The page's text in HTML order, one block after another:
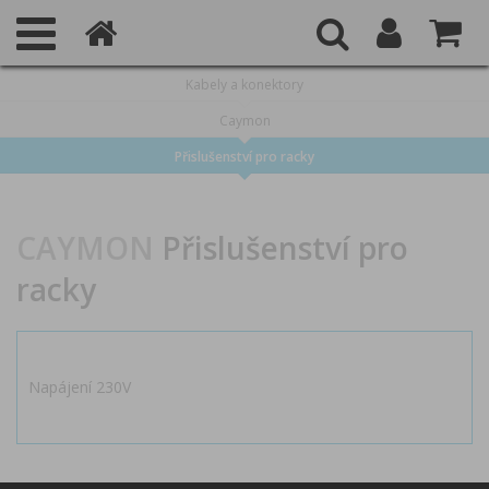
Kabely a konektory
Caymon
Přislušenství pro racky
Přislušenství pro
racky
Napájení 230V